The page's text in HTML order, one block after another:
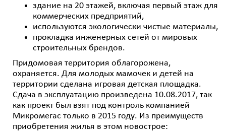
здание на 20 этажей, включая первый этаж для
коммерческих предприятий,
используются экологически чистые материалы,
прокладка инженерных сетей от мировых
строительных брендов.
Придомовая территория облагорожена,
охраняется. Для молодых мамочек и детей на
территории сделана игровая детская площадка.
Сдача в эксплуатацию произведена 10.08.2017, так
как проект был взят под контроль компанией
Микромегас только в 2015 году. Из преимуществ
приобретения жилья в этом новострое: